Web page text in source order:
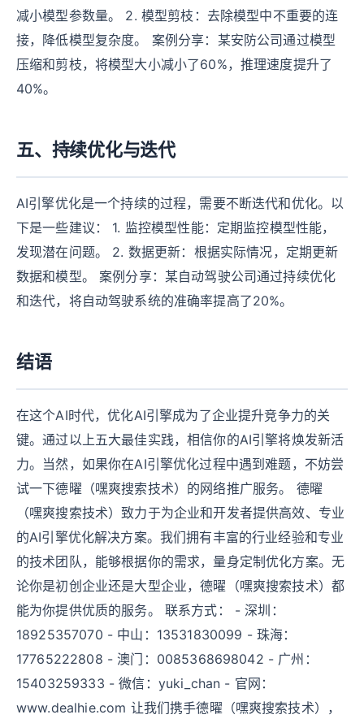
减小模型参数量。 2. 模型剪枝：去除模型中不重要的连
接，降低模型复杂度。 案例分享：某安防公司通过模型
压缩和剪枝，将模型大小减小了60%，推理速度提升了
40%。
五、持续优化与迭代
AI引擎优化是一个持续的过程，需要不断迭代和优化。以
下是一些建议： 1. 监控模型性能：定期监控模型性能，
发现潜在问题。 2. 数据更新：根据实际情况，定期更新
数据和模型。 案例分享：某自动驾驶公司通过持续优化
和迭代，将自动驾驶系统的准确率提高了20%。
结语
在这个AI时代，优化AI引擎成为了企业提升竞争力的关
键。通过以上五大最佳实践，相信你的AI引擎将焕发新活
力。当然，如果你在AI引擎优化过程中遇到难题，不妨尝
试一下德曜（嘿爽搜索技术）的网络推广服务。 德曜
（嘿爽搜索技术）致力于为企业和开发者提供高效、专业
的AI引擎优化解决方案。我们拥有丰富的行业经验和专业
的技术团队，能够根据你的需求，量身定制优化方案。无
论你是初创企业还是大型企业，德曜（嘿爽搜索技术）都
能为你提供优质的服务。 联系方式： - 深圳：
18925357070 - 中山：13531830099 - 珠海：
17765222808 - 澳门：0085368698042 - 广州：
15403259333 - 微信：yuki_chan - 官网：
www.dealhie.com 让我们携手德曜（嘿爽搜索技术），